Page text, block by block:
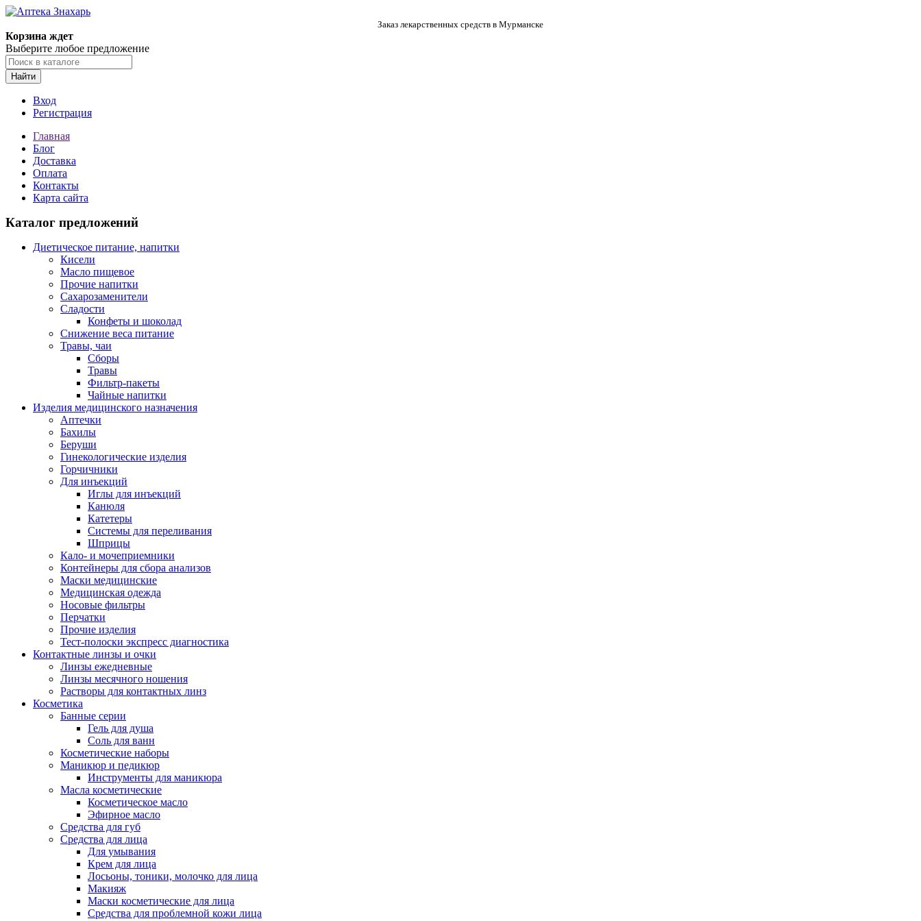
Заказ лекарственных средств в Мурманске
Корзина ждет
Выберите любое предложение
Найти
Вход
Регистрация
Главная
Блог
Доставка
Оплата
Контакты
Карта сайта
Каталог предложений
Диетическое питание, напитки
Кисели
Масло пищевое
Прочие напитки
Сахарозаменители
Сладости
Конфеты и шоколад
Снижение веса питание
Травы, чаи
Сборы
Травы
Фильтр-пакеты
Чайные напитки
Изделия медицинского назначения
Аптечки
Бахилы
Беруши
Гинекологические изделия
Горчичники
Для инъекций
Иглы для инъекций
Канюля
Катетеры
Системы для переливания
Шприцы
Кало- и мочеприемники
Контейнеры для сбора анализов
Маски медицинские
Медицинская одежда
Носовые фильтры
Перчатки
Прочие изделия
Тест-полоски экспресс диагностика
Контактные линзы и очки
Линзы ежедневные
Линзы месячного ношения
Растворы для контактных линз
Косметика
Банные серии
Гель для душа
Соль для ванн
Косметические наборы
Маникюр и педикюр
Инструменты для маникюра
Масла косметические
Косметическое масло
Эфирное масло
Средства для губ
Средства для лица
Для умывания
Крем для лица
Лосьоны, тоники, молочко для лица
Макияж
Маски косметические для лица
Средства для проблемной кожи лица